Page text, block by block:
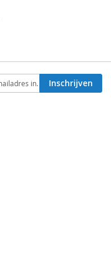
Inschrijven